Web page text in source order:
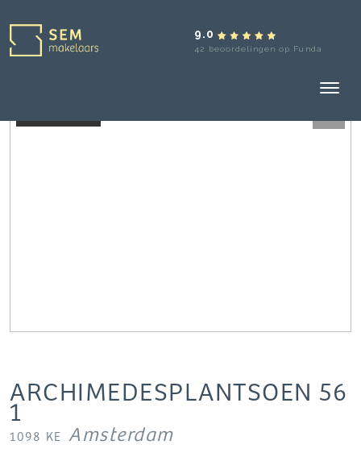
9.0
42 beoordelingen op Funda
ARCHIMEDESPLANTSOEN 56
1
1098 KE Amsterdam